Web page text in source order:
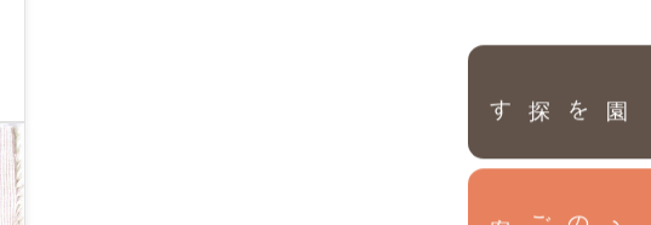
園を探す